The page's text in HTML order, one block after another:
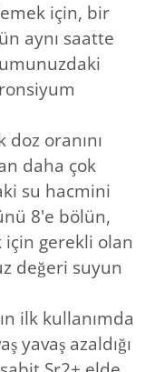
için, bir
aynı saatte
oranını
daha çok
su hacmini
8'e bölün,
için gerekli olan
değeri suyun
ilk kullanımda
yavaş azaldığı